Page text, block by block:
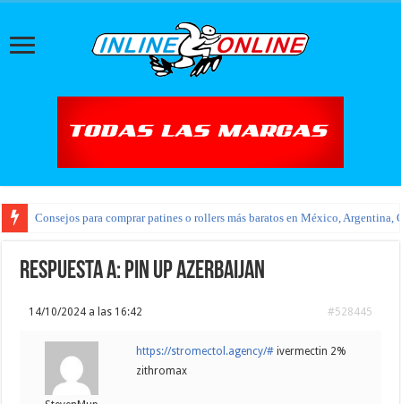
Consejos para comprar patines o rollers más baratos en México, Argentina,
Respuesta a: pin up azerbaijan
14/10/2024 a las 16:42 #528445
https://stromectol.agency/# ivermectin 2%
zithromax